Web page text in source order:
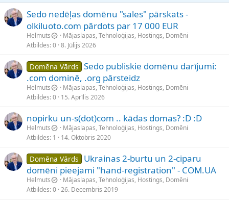
Sedo nedēļas domēnu "sales" pārskats -
olkiluoto.com pārdots par 17 000 EUR
Helmuts
Mājaslapas, Tehnoloģijas, Hostings, Domēni
Atbildes 0 8. Jūlijs 2026
Domēna Vārds Sedo publiskie domēnu darījumi:
.com dominē, .org pārsteidz
Helmuts
Mājaslapas, Tehnoloģijas, Hostings, Domēni
Atbildes 0 15. Aprīlis 2026
nopirku un-s(dot)com .. kādas domas? :D :D
Helmuts
Mājaslapas, Tehnoloģijas, Hostings, Domēni
Atbildes 1 14. Oktobris 2020
Domēna Vārds
Ukrainas 2-burtu un 2-ciparu
domēni pieejami "hand-registration" - COM.UA
Helmuts
Mājaslapas, Tehnoloģijas, Hostings, Domēni
Atbildes 0 26. Decembris 2019